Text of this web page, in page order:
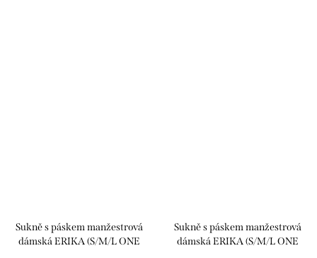
Sukně s páskem manžestrová
dámská ERIKA (S/M/L ONE
Sukně s páskem manžestrová
dámská ERIKA (S/M/L ONE